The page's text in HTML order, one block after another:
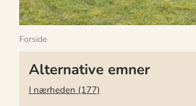
Forside
Alternative emner
I nærheden (177)